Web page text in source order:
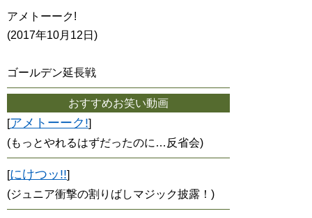
アメトーーク!
(2017年10月12日)
ゴールデン延長戦
おすすめお笑い動画
[アメトーーク!]
(もっとやれるはずだったのに…反省会)
[にけつッ!!]
(ジュニア衝撃の割りばしマジック披露！)